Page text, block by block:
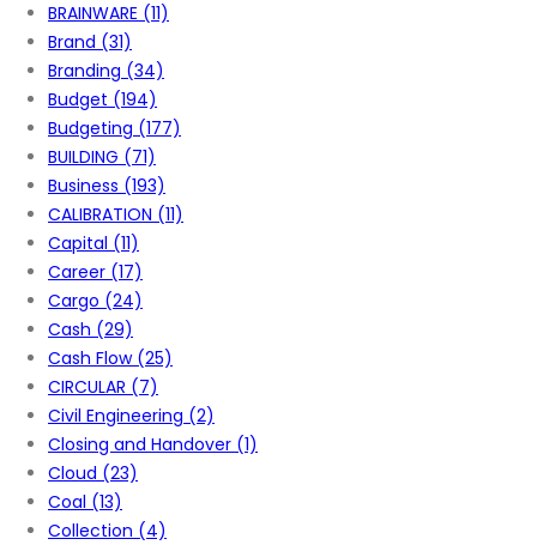
BRAINWARE (11)
Brand (31)
Branding (34)
Budget (194)
Budgeting (177)
BUILDING (71)
Business (193)
CALIBRATION (11)
Capital (11)
Career (17)
Cargo (24)
Cash (29)
Cash Flow(25)
CIRCULAR (7)
Civil Engineering (2)
Closing and Handover (1)
Cloud (23)
Coal (13)
Collection (4)